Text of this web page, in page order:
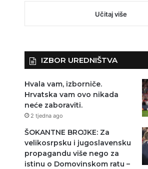
Učitaj više
IZBOR UREDNIŠTVA
Hvala vam, izborniče.
Hrvatska vam ovo nikada
neće zaboraviti.
2 tjedna ago
ŠOKANTNE BROJKE: Za
velikosrpsku i jugoslavensku
propagandu više nego za
istinu o Domovinskom ratu –